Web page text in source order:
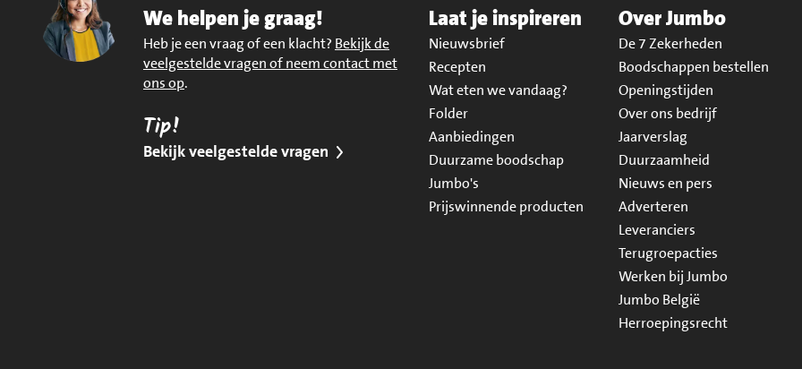
We helpen je graag!
Heb je een vraag of een klacht? Bekijk de
veelgestelde vragen of neem contact met
ons op.
Tip!
Bekijk veelgestelde vragen
Laat je inspireren
Nieuwsbrief
Recepten
Wat eten we vandaag?
Folder
Aanbiedingen
Duurzame boodschap
Jumbo's
Prijswinnende producten
Over Jumbo
De 7 Zekerheden
Boodschappen bestellen
Openingstijden
Over ons bedrijf
Jaarverslag
Duurzaamheid
Nieuws en pers
Adverteren
Leveranciers
Terugroepacties
Werken bij Jumbo
Jumbo België
Herroepingsrecht